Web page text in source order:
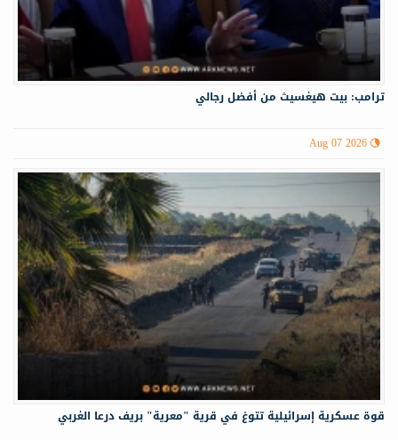
ترامب: بيت هيغسيث من أفضل رجالي
Aug 07 2026
قوة عسكرية إسرائيلية تتوغ في قرية "معرية" بريف درعا الغربي